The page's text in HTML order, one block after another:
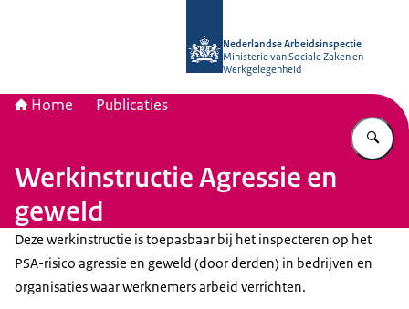
Nederlandse Arbeidsinspectie
Ministerie van Sociale Zaken en
Werkgelegenheid
Home Publicaties
Werkinstructie Agressie en
geweld
Deze werkinstructie is toepasbaar bij het inspecteren op het
PSA-risico agressie en geweld (door derden) in bedrijven en
organisaties waar werknemers arbeid verrichten.